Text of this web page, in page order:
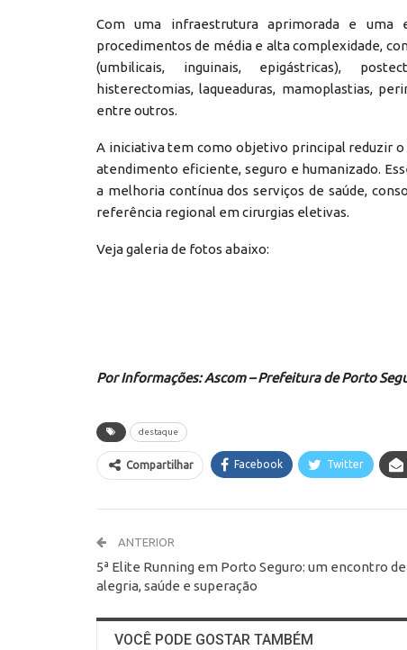
Com uma infraestrutura aprimorada e uma
procedimentos de média e alta complexidade,
(umbilicais, inguinais, epigástricas),
histerectomias, laqueaduras, mamoplastias,
entre outros.
A iniciativa tem como objetivo principal reduzir
atendimento eficiente, seguro e humanizado.
a melhoria contínua dos serviços de saúde,
referência regional em cirurgias eletivas.
Veja galeria de fotos abaixo:
Por Informações: Ascom – Prefeitura de Porto
destaque
Compartilhar Facebook Twitter
ANTERIOR
5ª Elite Running em Porto Seguro: um encontro de
alegria, saúde e superação
VOCÊ PODE GOSTAR TAMBÉM